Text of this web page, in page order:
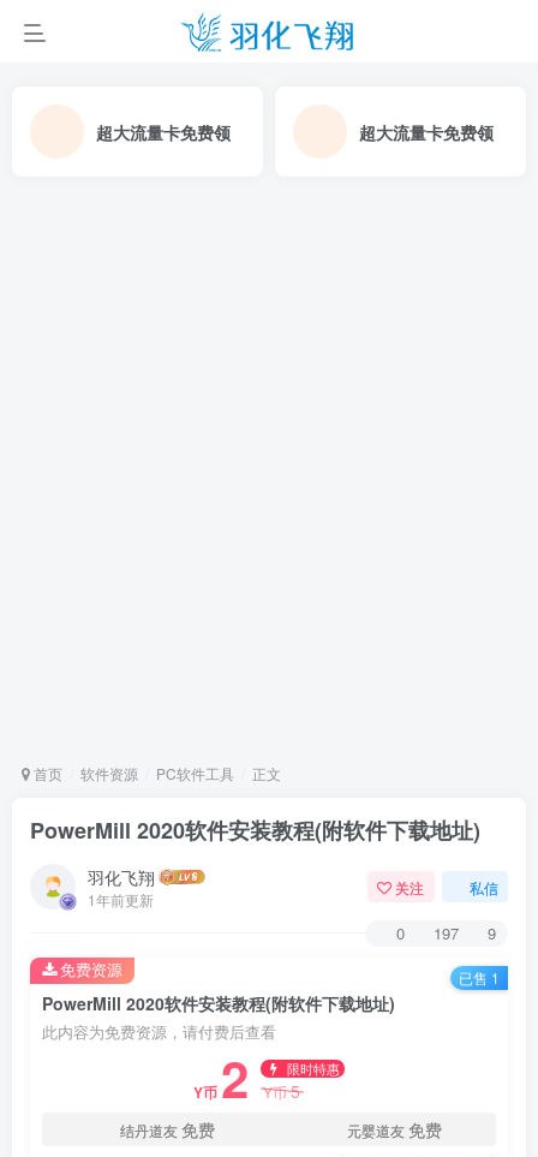
超大流量卡免费领 超大流量卡免费领
首页 软件资源 PC软件工具 正文
PowerMill 2020软件安装教程(附软件下载地址)
羽化飞翔
1年前更新
关注 私信
0 197 9
PowerMill 2020软件安装教程(附软件下载地址)
此内容为免费资源，请付费后查看
Y币 2 限时特惠
Y币5
结丹道友免费 元婴道友免费
免费资源 已售 1